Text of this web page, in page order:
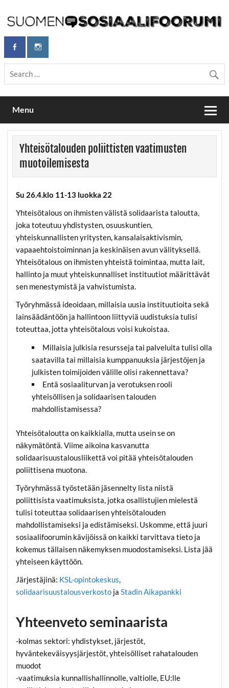
content
Maailmanparannuspäivät / Suomen
Sosiaalifoorumi
Maailmanparannuspäivät Lapinlahden Lähteellä, Helsingissä
26.–27.9.2026
Menu
Yhteisötalouden poliittisten vaatimusten
muotoilemisesta
Su 26.4.klo 11-13 luokka 22
Yhteisötalous on ihmisten välistä solidaarista taloutta,
joka toteutuu yhdistysten, osuuskuntien,
yhteiskunnallisten yritysten, kansalaisaktivismin,
vapaaehtoistoiminnan ja keskinäisen avun välityksellä.
Yhteisötalous on ihmisten yhteistä toimintaa, mutta lait,
hallinto ja muut yhteiskunnalliset instituutiot määrittävät
sen menestymistä ja vahvistumista.
Työryhmässä ideoidaan, millaisia uusia instituutioita sekä
lainsäädäntöön ja hallintoon liittyviä uudistuksia tulisi
toteuttaa, jotta yhteisötalous voisi kukoistaa.
Millaisia julkisia resursseja tai palveluita tulisi olla
saatavilla tai millaisia kumppanuuksia järjestöjen ja
julkisten toimijoiden välille olisi rakennettava?
Entä sosiaaliturvan ja verotuksen rooli
yhteisöllisen ja solidaarisen talouden
mahdollistamisessa?
Yhteisötaloutta on kaikkialla, mutta usein se on
näkymätöntä. Viime aikoina kasvanutta
solidaarisuustalousliikettä voi pitää yhteisötalouden
poliittisena muotona.
Työryhmässä työstetään jäsennelty lista niistä
poliittisista vaatimuksista, jotka osallistujien mielestä
tulisi toteuttaa solidaarisen yhteisötalouden
mahdollistamiseksi ja edistämiseksi. Uskomme, että juuri
sosiaalifoorumin kävijöissä on kaikki tarvittava tieto ja
kokemus tällaisen näkemyksen muodostamiseksi. Lista jää
yhteiseen käyttöön.
Järjestäjinä: KSL-opintokeskus,
solidaarisuustalousverkosto jaStadin Aikapankki
Yhteenveto seminaarista
-kolmas sektori: yhdistykset, järjestöt,
hyväntekeväisyysjärjestöt, yhteisölliset rahatalouden
muodot
-vaatimuksia kunnallishallinnolle, valtiolle, EU:lle